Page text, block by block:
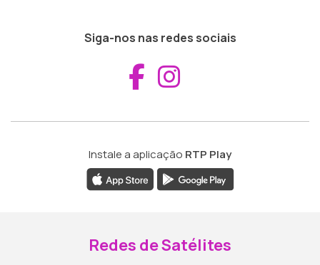
Siga-nos nas redes sociais
Aceder ao
Instale a aplicação RTP Play
Redes de Satélites